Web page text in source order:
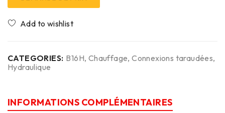
CATEGORIES: B16H, Chauffage,Connexions taraudées,
Hydraulique
INFORMATIONS COMPLÉMENTAIRES